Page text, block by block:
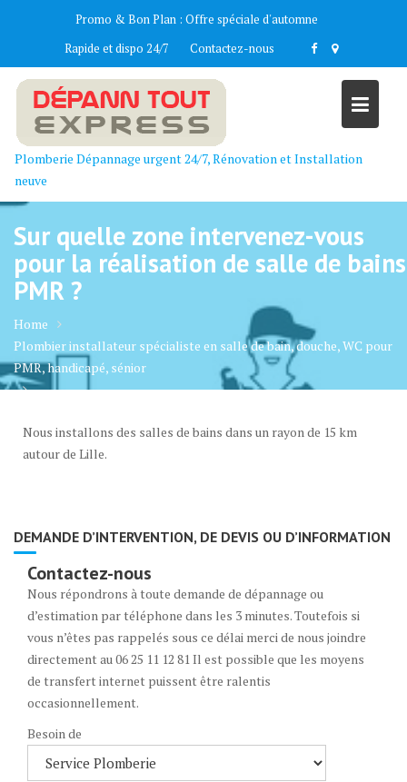
Promo & Bon Plan : Offre spéciale d'automne
Rapide et dispo 24/7
Contactez-nous
Plomberie Dépannage urgent 24/7, Rénovation et Installation
neuve
Sur quelle zone intervenez-vous
pour la réalisation de salle de bains
PMR ?
Home
Plombier installateur spécialiste en salle de bain, douche, WC pour
PMR, handicapé, sénior
PMR ?
Nous installons des salles de bains dans un rayon de 15 km
autour de Lille.
DEMANDE D’INTERVENTION, DE DEVIS OU D’INFORMATION
Contactez-nous
Nous répondrons à toute demande de dépannage ou
d’estimation par téléphone dans les 3 minutes. Toutefois si
vous n’êtes pas rappelés sous ce délai merci de nous joindre
directement au 06 25 11 12 81 Il est possible que les moyens
de transfert internet puissent être ralentis
occasionnellement.
Besoin de